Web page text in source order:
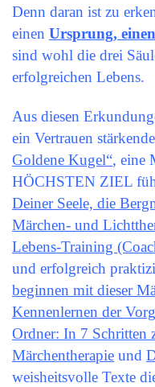
Denn daran ist zu
einen Ursprung,
sind wohl die drei
erfolgreichen Lebens.
Aus diesen
ein Vertrauen
Goldene Kugel“, eine
HÖCHSTEN ZIEL
Deiner Seele, die
Märchen- und
Lebens-Training
und erfolgreich
beginnen mit dieser
Kennenlernen der
Ordner: In 7 Schritten
Märchentherapie und
weisheitsvolle Texte